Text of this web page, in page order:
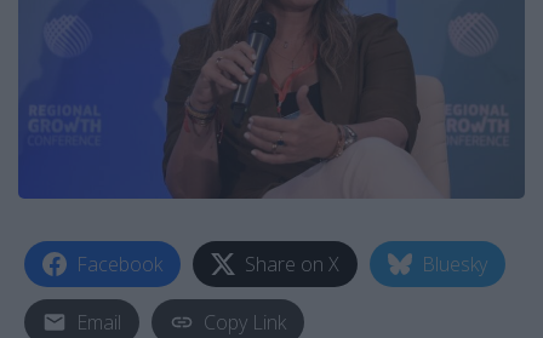
Facebook Share on X Bluesky
Email Copy Link